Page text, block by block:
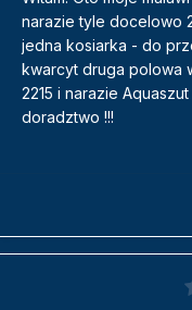
narazie tyle docelowo
jedna kosiarka - do
kwarcyt druga polowa
2215 i narazie
doradztwo !!!